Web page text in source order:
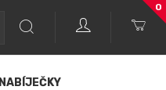
0
NABÍJEČKY